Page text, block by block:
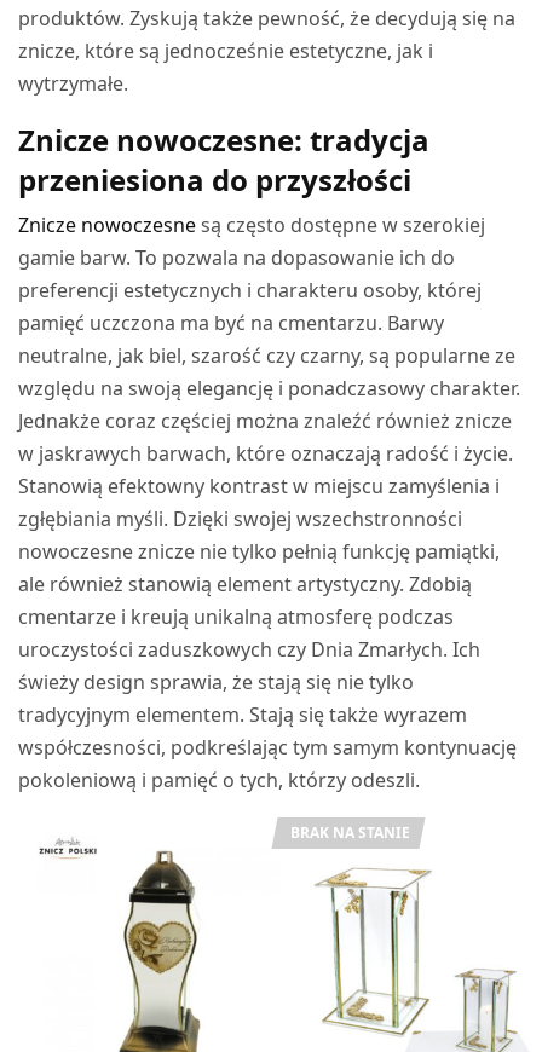
produktów. Zyskują także pewność, że decydują się na
znicze, które są jednocześnie estetyczne, jak i
wytrzymałe.
Znicze nowoczesne: tradycja
przeniesiona do przyszłości
Znicze nowoczesnesą często dostępne w szerokiej
gamie barw. To pozwala na dopasowanie ich do
preferencji estetycznych i charakteru osoby, której
pamięć uczczona ma być na cmentarzu. Barwy
neutralne, jak biel, szarość czy czarny, są popularne ze
względu na swoją elegancję i ponadczasowy charakter.
Jednakże coraz częściej można znaleźć również znicze
w jaskrawych barwach, które oznaczają radość i życie.
Stanowią efektowny kontrast w miejscu zamyślenia i
zgłębiania myśli. Dzięki swojej wszechstronności
nowoczesne znicze nie tylko pełnią funkcję pamiątki,
ale również stanowią element artystyczny. Zdobią
cmentarze i kreują unikalną atmosferę podczas
uroczystości zaduszkowych czy Dnia Zmarłych. Ich
świeży design sprawia, że stają się nie tylko
tradycyjnym elementem. Stają się także wyrazem
współczesności, podkreślając tym samym kontynuację
pokoleniową i pamięć o tych, którzy odeszli.
BRAK NA STANIE